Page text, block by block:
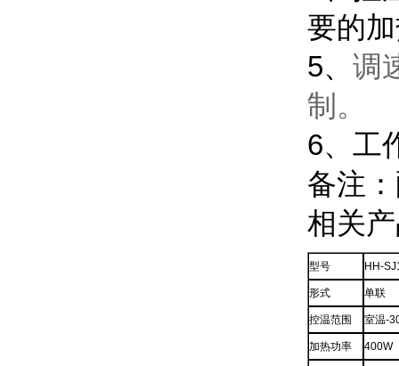
要的
5、 调
制 。
6、工
备注
相关
型号 HH-
形式 单联
控温范围 室温-
加热功率 400W